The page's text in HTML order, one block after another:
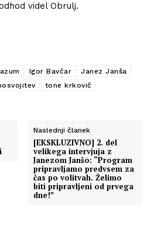
videl Obrulj.
Igor Bavčar
Janez Janša
tone krkovič
Naslednji članek
[EKSKLUZIVNO] 2. del
velikega intervjuja z
Janezom Janšo: “Program
pripravljamo predvsem za
čas po volitvah. Želimo
biti pripravljeni od prvega
dne!”